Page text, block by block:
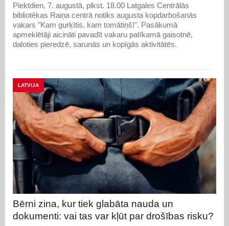
Piektdien, 7. augustā, plkst. 18.00 Latgales Centrālās
bibliotēkas Raiņa centrā notiks augusta kopdarbošanās
vakars "Kam gurķītis, kam tomātiņš!". Pasākumā
apmeklētāji aicināti pavadīt vakaru patīkamā gaisotnē,
daloties pieredzē, sarunās un kopīgās aktivitātēs.
LATVIJA
Bērni zina, kur tiek glabāta nauda un
dokumenti: vai tas var kļūt par drošības risku?